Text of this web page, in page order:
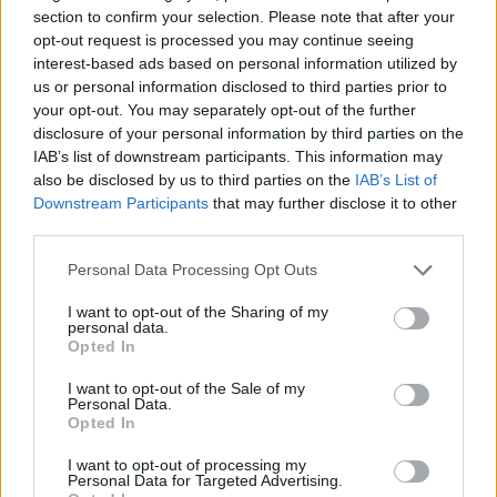
section to confirm your selection. Please note that after your
opt-out request is processed you may continue seeing
interest-based ads based on personal information utilized by
us or personal information disclosed to third parties prior to
your opt-out. You may separately opt-out of the further
disclosure of your personal information by third parties on the
IAB’s list of downstream participants. This information may
also be disclosed by us to third parties on the IAB’s List of
Downstream Participants that may further disclose it to other
Personal Data Processing Opt Outs
I want to opt-out of the Sharing of my
personal data.
Opted In
I want to opt-out of the Sale of my
Personal Data.
Opted In
I want to opt-out of processing my
Personal Data for Targeted Advertising.
Hart gaf de doorslag': Ouazane verkiest Marokko
boven Oranje
Dit verdient Dusan Tadic bij NEC: salaris en
contractdetails
Ajax dicht bij komst Arokodare: huurdeal met
koopoptie van 22 miljoen
Ajax helpt Burnley uit de brand met afgeknipte
Hakim Ziyech verhuurt opnieuw luxe
Marcos Leonardo laat eerste indruk achter bij